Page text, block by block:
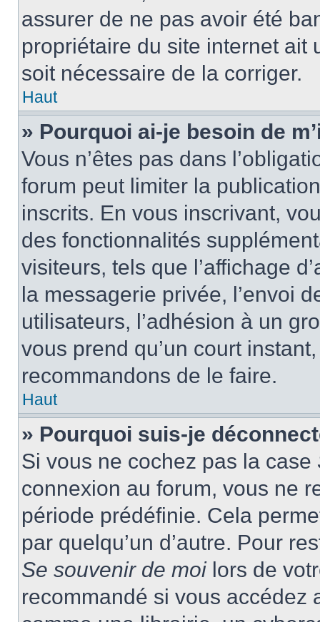
assurer de ne pas avoir été
propriétaire du site internet ait
soit nécessaire de la corriger.
Haut
» Pourquoi ai-je besoin de
Vous n’êtes pas dans
forum peut limiter la
inscrits. En vous inscrivant,
des fonctionnalités
visiteurs, tels que l’affichage
la messagerie privée, l’envoi
utilisateurs, l’adhésion à un
vous prend qu’un court
recommandons de le faire.
Haut
» Pourquoi suis-je
Si vous ne cochez pas la case
connexion au forum, vous ne
période prédéfinie. Cela
par quelqu’un d’autre. Pour
Se souvenir de moilors de
recommandé si vous accédez